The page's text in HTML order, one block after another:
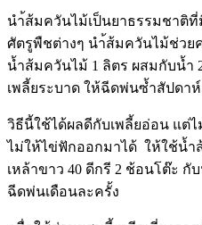
นำ้ส้มควันไม้เป็นยาธรรมชาติ
ศัตรูพืชต่างๆ นำ้ส้มควันไม้ช่วย
น้ำส้มควันไม้ 1 ลิตร ผสมกับน้ำ
เพลี้ยระบาด ให้ฉีดพ่นซ้ำสัปดา
วิธีนี้ใช้ได้ผลดีกับเพลี้ยอ่อน แต่
ไม่ให้ไข่ฟักออกมาได้ ให้ใช้น้ำ
เหล้าขาว 40 ดีกรี 2 ช้อนโต๊ะ กั
ฉีดพ่นเดือนละครั้ง